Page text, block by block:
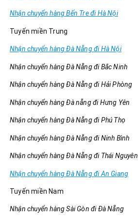
Nhận chuyển hàng Bến Tre đi Hà Nội
Tuyến miền Trung
Nhận chuyển hàng Đà Nẵng đi Hà Nội
Nhận chuyển hàng Đà Nẵng đi Bắc Ninh
Nhận chuyển hàng Đà Nẵng đi Hải Phòng
Nhận chuyển hàng Đà nẵng đi Hưng Yên
Nhận chuyển hàng Đà Nẵng đi Phú Thọ
Nhận chuyển hàng Đà Nẵng đi Ninh Bình
Nhận chuyển hàng Đà Nẵng đi Thái Nguyên
Nhận chuyển hàng Đà Nẵng đi An Giang
Tuyến miền Nam
Nhận chuyển hàng Sài Gòn đi Đà Nẵng